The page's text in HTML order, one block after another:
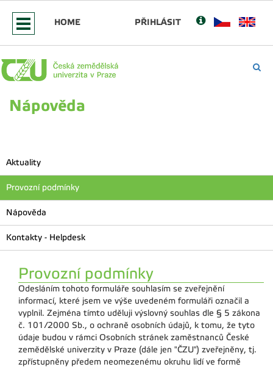
HOME PŘIHLÁSIT
Nápověda
Aktuality
Provozní podmínky
Nápověda
Kontakty - Helpdesk
Provozní podmínky
Odesláním tohoto formuláře souhlasím se zveřejnění
informací, které jsem ve výše uvedeném formuláři označil a
vyplnil. Zejména tímto uděluji výslovný souhlas dle § 5 zákona
č. 101/2000 Sb., o ochraně osobních údajů, k tomu, že tyto
údaje budou v rámci Osobních stránek zaměstnanců České
zemědělské univerzity v Praze (dále jen "ČZU") zveřejněny, tj.
zpřístupněny předem neomezenému okruhu lidí ve formě